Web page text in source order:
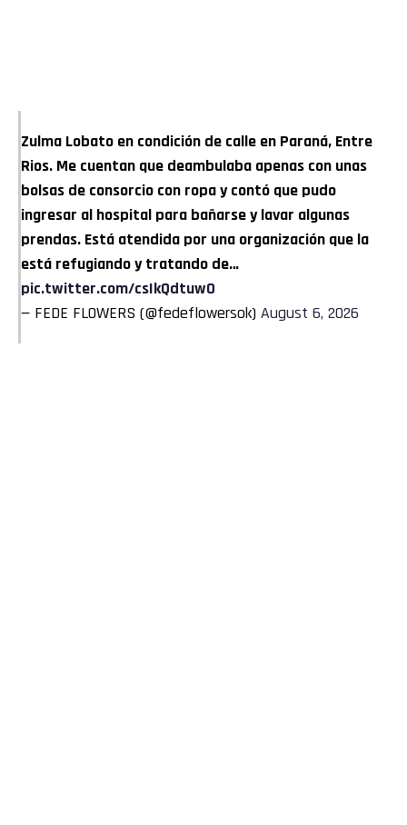
Zulma Lobato en condición de calle en Paraná, Entre
Rios. Me cuentan que deambulaba apenas con unas
bolsas de consorcio con ropa y contó que pudo
ingresar al hospital para bañarse y lavar algunas
prendas. Está atendida por una organización que la
está refugiando y tratando de…
pic.twitter.com/csIkQdtuw0
— FEDE FLOWERS (@fedeflowersok) August 6, 2026